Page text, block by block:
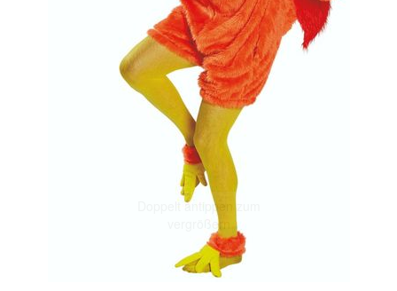
Doppelt antippen zum
vergrößern